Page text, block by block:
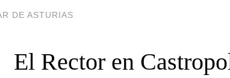
DE ASTURIAS
El Rector en